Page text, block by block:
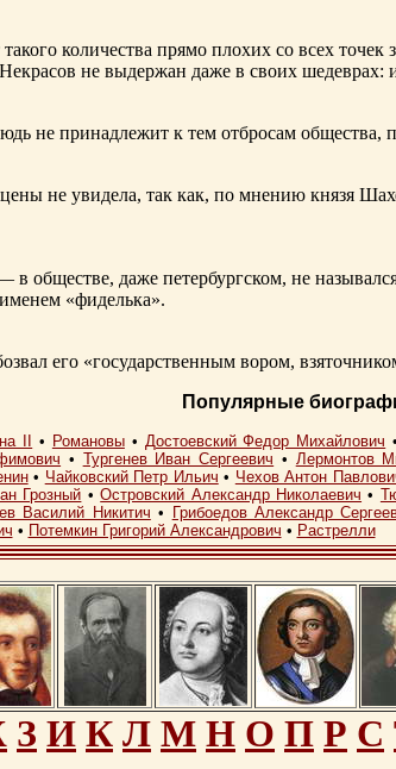
количества прямо плохих со всех точек
не выдержан даже в своих шедеврах:
не принадлежит к тем отбросам общества,
не увидела, так как, по мнению князя
обществе, даже петербургском, не
«фиделька».
его «государственным вором,
Популярные
II • Романовы• Достоевский Федор Михайлович •
• Тургенев Иван Сергеевич • Лермонтов
• Чайковский Петр Ильич • Чехов Антон
Грозный •Островский Александр Николаевич •
Василий Никитич • Грибоедов Александр
• Потемкин Григорий Александрович • Растрелли
З И К Л М Н О П Р С